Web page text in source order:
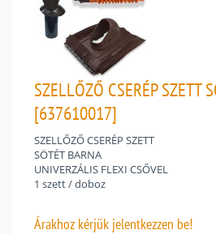
SZELLŐZŐ CSERÉP SZETT
[637610017]
SZELLŐZŐ CSERÉP SZETT
SÖTÉT BARNA
UNIVERZÁLIS FLEXI CSŐVEL
1 szett / doboz
Árakhoz kérjük jelentkezzen be!